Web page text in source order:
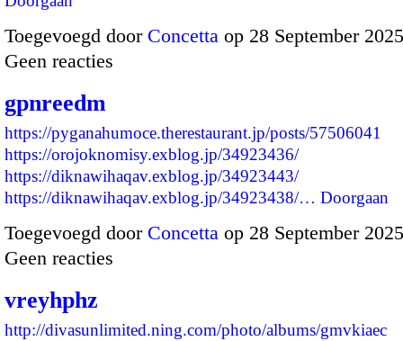
Toegevoegd door Concetta op 28 September
Geen reacties
gpnreedm
https://pyganahumoce.therestaurant.jp/posts/57506041
https://orojoknomisy.exblog.jp/34923436/
https://diknawihaqav.exblog.jp/34923443/
https://diknawihaqav.exblog.jp/34923438/… Doorgaan
Toegevoegd door Concetta op 28 September
Geen reacties
vreyhphz
http://divasunlimited.ning.com/photo/albums/gmvkiaec